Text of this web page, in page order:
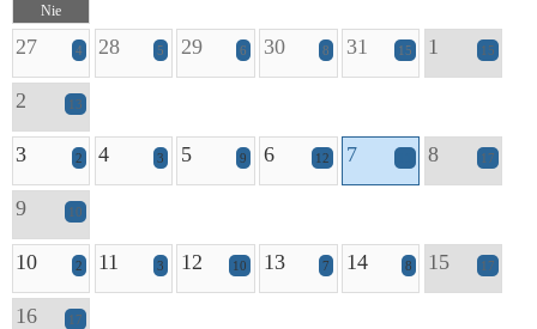
Nie
27 4 28 5 29 6 30 8 31 15 1 15
2 13
3 2 4 3 5 9 6 12 7 8 17
9 10
10 2 11 3 12 10 13 7 14 8 15 17
16 17